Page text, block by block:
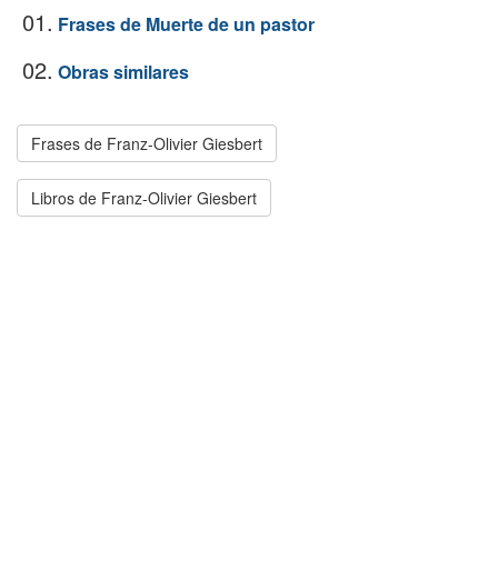
01. Frases de Muerte de un pastor
02. Obras similares
Frases de Franz-Olivier Giesbert
Libros de Franz-Olivier Giesbert